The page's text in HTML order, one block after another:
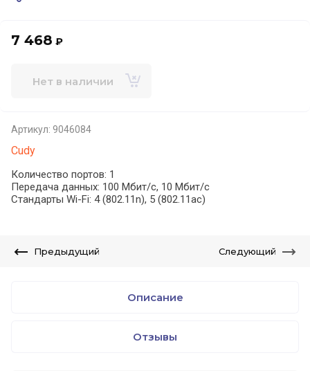
7 468 ₽
Нет в наличии
Артикул: 9046084
Cudy
Количество портов: 1
Передача данных: 100 Мбит/с, 10 Мбит/с
Стандарты Wi-Fi: 4 (802.11n), 5 (802.11ac)
Предыдущий Следующий
Описание
Отзывы